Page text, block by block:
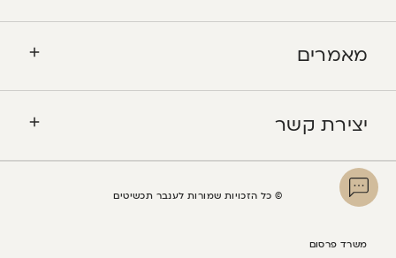
מאמרים
יצירת קשר
© כל הזכויות שמורות לענבר תכשיטים
משרד פרסום